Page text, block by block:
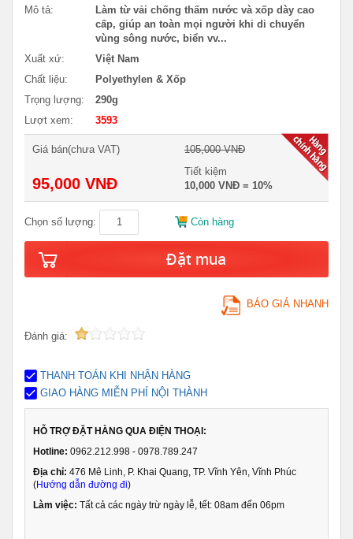
Mô tả:
Làm từ vải chống thấm nước và xốp dày cao
cấp, giúp an toàn mọi người khi di chuyển
vùng sông nước, biển vv...
Xuất xứ:
Việt Nam
Chất liệu:
Polyethylen & Xốp
Trọng lượng:
290g
Lượt xem:
3593
Giá bán(chưa VAT)
95,000 VNĐ
105,000 VNĐ
Tiết kiệm
10,000 VNĐ = 10%
Chọn số lượng: Còn hàng
Đặt mua
BÁO GIÁ NHANH
Đánh giá:
THANH TOÁN KHI NHẬN HÀNG
GIAO HÀNG MIỄN PHÍ NỘI THÀNH
HỖ TRỢ ĐẶT HÀNG QUA ĐIỆN THOẠI:
Hotline: 0962.212.998 - 0978.789.247
Địa chỉ: 476 Mê Linh, P. Khai Quang, TP. Vĩnh Yên, Vĩnh Phúc
(Hướng dẫn đường đi)
Làm việc: Tất cả các ngày trừ ngày lễ, tết: 08am đến 06pm